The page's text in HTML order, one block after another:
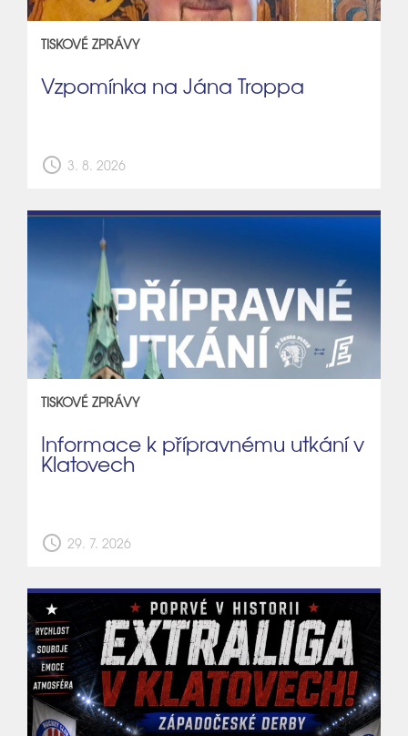
TISKOVÉ ZPRÁVY
Vzpomínka na Jána Troppa
schedule 3. 8. 2026
TISKOVÉ ZPRÁVY
Informace k přípravnému utkání v
Klatovech
schedule 29. 7. 2026